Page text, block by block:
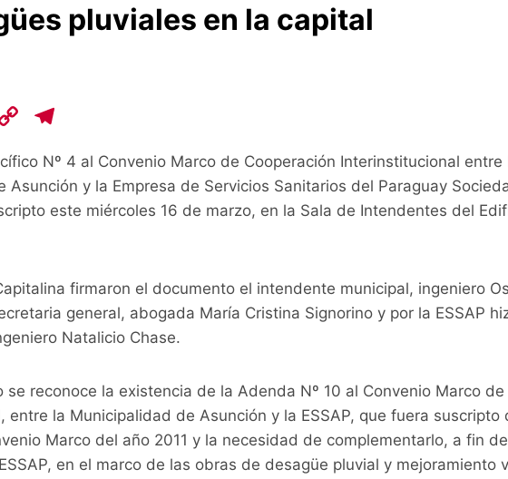
pluviales en la capital
C
p
y
Li
k
e
gr
Nº 4 al Convenio Marco de Cooperación Interinstitucional entre
Asunción y la Empresa de Servicios Sanitarios del Paraguay
este miércoles 16 de marzo, en la Sala de Intendentes del
firmaron el documento el intendente municipal, ingeniero
general, abogada María Cristina Signorino y por la ESSAP
Natalicio Chase.
se reconoce la existencia de la Adenda Nº 10 al Convenio Marco de
entre la Municipalidad de Asunción y la ESSAP, que fuera suscripto
Marco del año 2011 y la necesidad de complementarlo, a fin
en el marco de las obras de desagüe pluvial y mejoramiento